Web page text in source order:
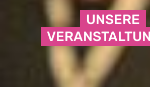
UNSERE